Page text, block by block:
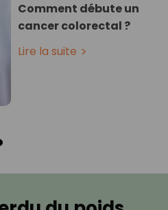
Comment débute un
cancer colorectal ?
Lire la suite